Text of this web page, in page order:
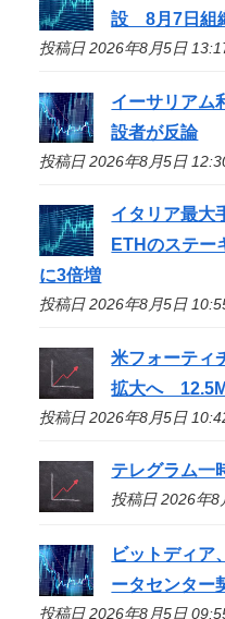
設 8月7日組
投稿日 2026年8月5日
イーサリアム
設者が反論
投稿日 2026年8月5日
イタリア最大
ETHのステー
に3倍増
投稿日 2026年8月5日
米フォーティ
拡大へ
投稿日 2026年8月5日
テレグラム一
投稿日 2026年8
ビットディア
ータセンタ
投稿日 2026年8月5日